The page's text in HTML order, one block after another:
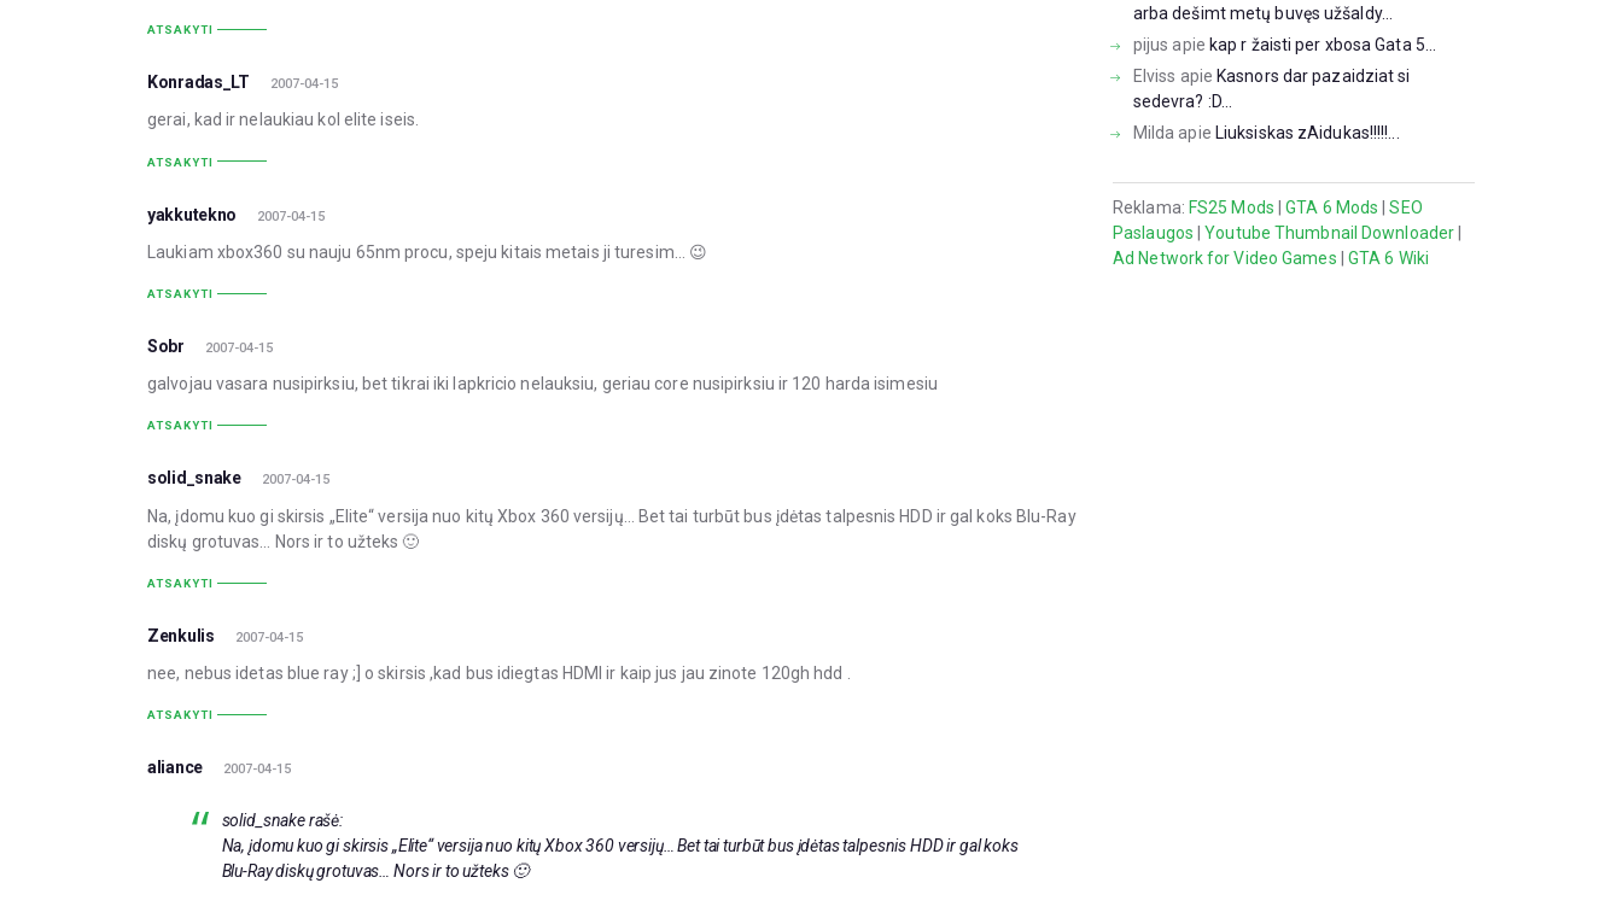
ATSAKYTI
Konradas_LT 2007-04-15
gerai, kad ir nelaukiau kol elite iseis.
ATSAKYTI
yakkutekno 2007-04-15
Laukiam xbox360 su nauju 65nm procu, speju kitais metais ji turesim… 😉
ATSAKYTI
Sobr 2007-04-15
galvojau vasara nusipirksiu, bet tikrai iki lapkricio nelauksiu, geriau core nusipirksiu ir 120 harda isimesiu
ATSAKYTI
solid_snake 2007-04-15
Na, įdomu kuo gi skirsis „Elite“ versija nuo kitų Xbox 360 versijų… Bet tai turbūt bus įdėtas talpesnis HDD ir gal koks Blu-Ray
diskų grotuvas… Nors ir to užteks 🙂
ATSAKYTI
Zenkulis 2007-04-15
nee, nebus idetas blue ray ;] o skirsis ,kad bus idiegtas HDMI ir kaip jus jau zinote 120gh hdd .
ATSAKYTI
aliance 2007-04-15
solid_snake rašė:
Na, įdomu kuo gi skirsis „Elite“ versija nuo kitų Xbox 360 versijų… Bet tai turbūt bus įdėtas talpesnis HDD ir gal koks
Blu-Ray diskų grotuvas… Nors ir to užteks 🙂
arba dešimt metų buvęs užšaldy...
pijus apie kap r žaisti per xbosa Gata 5...
Elviss apie Kasnors dar pazaidziat si
sedevra? :D...
Milda apie Liuksiskas zAidukas!!!!!...
Reklama: FS25 Mods |GTA 6 Mods |SEO
Paslaugos |Youtube Thumbnail Downloader
Ad Network for Video Games
GTA 6 Wiki